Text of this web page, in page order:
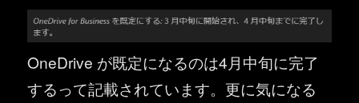
OneDrive が既定になるのは4月中旬に完了
するって記載されています。更に気になる